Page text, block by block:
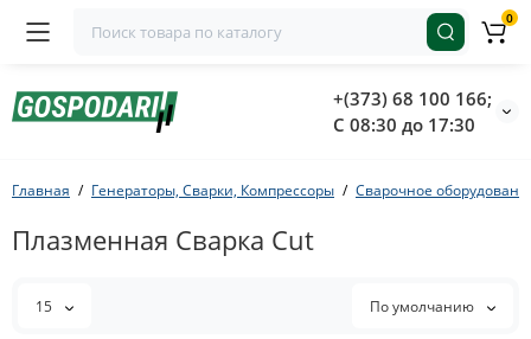
+(373) 68 100 166;
С 08:30 до 17:30
0
Главная Генераторы, Сварки, Компрессоры Сварочное
Плазменная Сварка Cut
15 По умолчанию